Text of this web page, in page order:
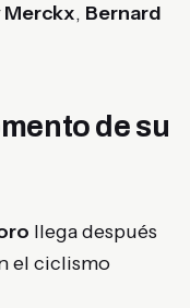
Merckx, Bernard
de su
llega después
el ciclismo